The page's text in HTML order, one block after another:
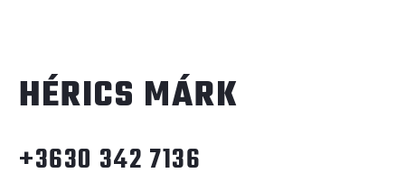
HÉRICS MÁRK
+3630 342 7136